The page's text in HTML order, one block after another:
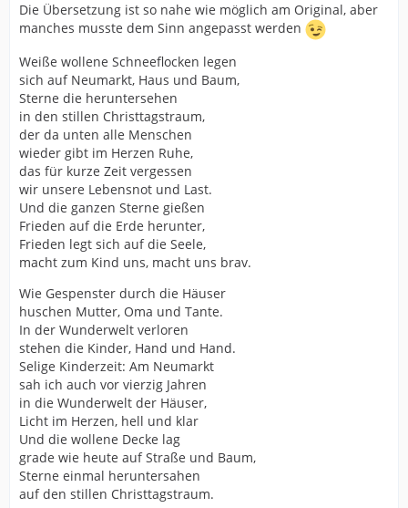
Die Übersetzung ist so nahe wie möglich am Original, aber
manches musste dem Sinn angepasst werden
Weiße wollene Schneeflocken legen
sich auf Neumarkt, Haus und Baum,
Sterne die heruntersehen
in den stillen Christtagstraum,
der da unten alle Menschen
wieder gibt im Herzen Ruhe,
das für kurze Zeit vergessen
wir unsere Lebensnot und Last.
Und die ganzen Sterne gießen
Frieden auf die Erde herunter,
Frieden legt sich auf die Seele,
macht zum Kind uns, macht uns brav.
Wie Gespenster durch die Häuser
huschen Mutter, Oma und Tante.
In der Wunderwelt verloren
stehen die Kinder, Hand und Hand.
Selige Kinderzeit: Am Neumarkt
sah ich auch vor vierzig Jahren
in die Wunderwelt der Häuser,
Licht im Herzen, hell und klar
Und die wollene Decke lag
grade wie heute auf Straße und Baum,
Sterne einmal heruntersahen
auf den stillen Christtagstraum.